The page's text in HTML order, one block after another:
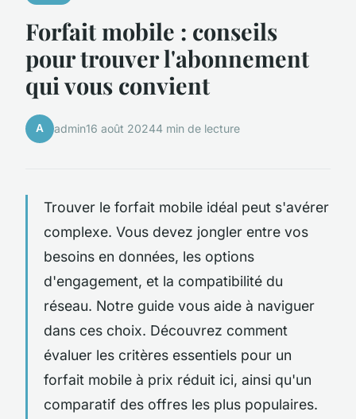
Forfait mobile : conseils
pour trouver l'abonnement
qui vous convient
A admin16 août 20244 min de lecture
Trouver le forfait mobile idéal peut s'avérer
complexe. Vous devez jongler entre vos
besoins en données, les options
d'engagement, et la compatibilité du
réseau. Notre guide vous aide à naviguer
dans ces choix. Découvrez comment
évaluer les critères essentiels pour un
forfait mobile à prix réduit ici, ainsi qu'un
comparatif des offres les plus populaires.